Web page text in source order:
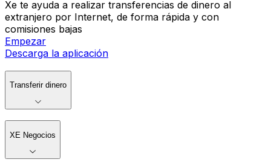
Xe te ayuda a realizar transferencias de dinero al
extranjero por Internet, de forma rápida y con
comisiones bajas
Empezar
Descarga la aplicación
Transferir dinero
XE Negocios